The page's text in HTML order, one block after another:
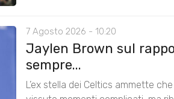
7 Agosto 2026 - 10:20
Jaylen Brown sul
sempre...
L’ex stella dei Celtics ammette